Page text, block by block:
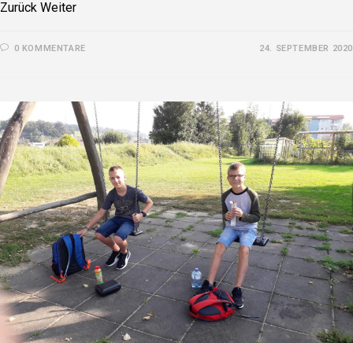
Zurück Weiter
0 KOMMENTARE 24. SEPTEMBER 2020